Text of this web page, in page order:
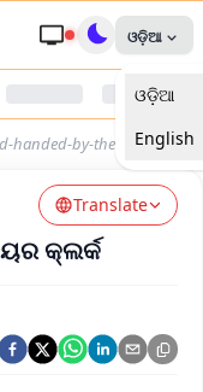
ଓଡ଼ିଆ
ଓଡ଼ିଆ
English
handed-by-the-vigilance
Translate
କ୍ଲର୍କ